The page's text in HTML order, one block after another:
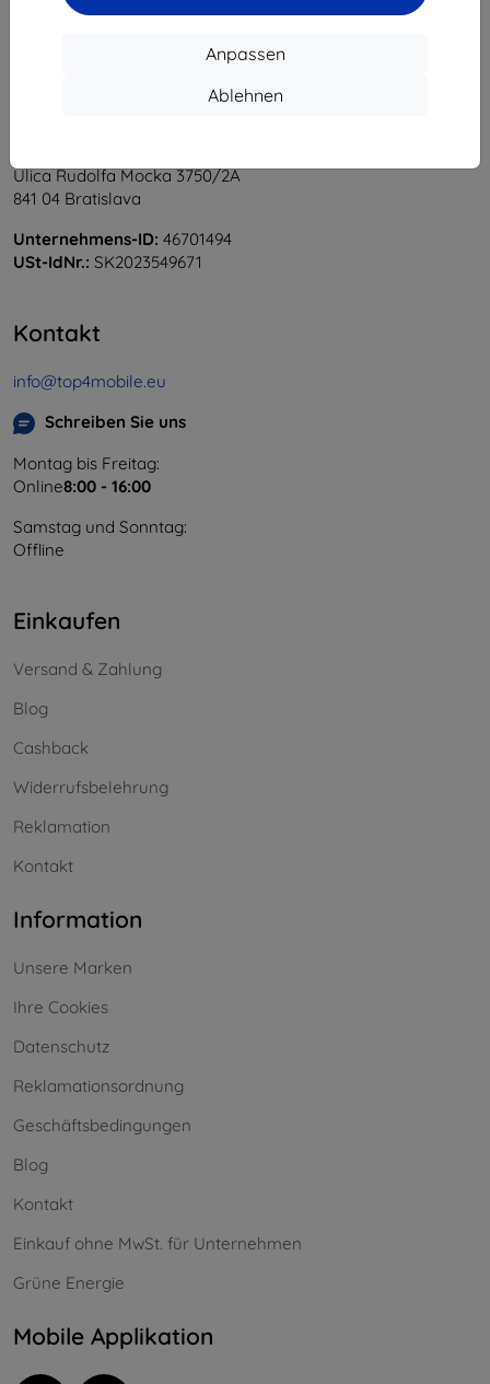
Anpassen
Ablehnen
Ulica Rudolfa Mocka 3750/2A
841 04 Bratislava
Unternehmens-ID: 46701494
USt-IdNr.: SK2023549671
Kontakt
info@top4mobile.eu
Schreiben Sie uns
Montag bis Freitag:
Online8:00 - 16:00
Samstag und Sonntag:
Offline
Einkaufen
Versand & Zahlung
Blog
Cashback
Widerrufsbelehrung
Reklamation
Kontakt
Information
Unsere Marken
Ihre Cookies
Datenschutz
Reklamationsordnung
Geschäftsbedingungen
Blog
Kontakt
Einkauf ohne MwSt. für Unternehmen
Grüne Energie
Mobile Applikation